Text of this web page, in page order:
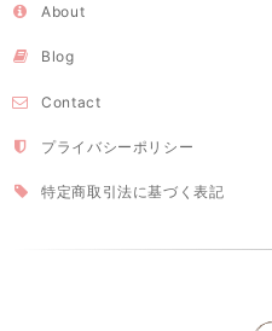
About
Blog
Contact
プライバシーポリシー
特定商取引法に基づく表記